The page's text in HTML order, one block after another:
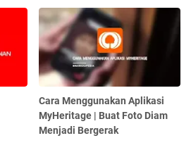
Cara Menggunakan Aplikasi
MyHeritage | Buat Foto Diam
Menjadi Bergerak